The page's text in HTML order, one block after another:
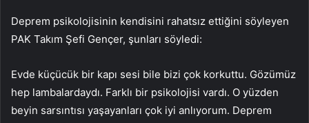
Deprem psikolojisinin kendisini rahatsız ettiğini söyleyen
PAK Takım Şefi Gençer, şunları söyledi:
Evde küçücük bir kapı sesi bile bizi çok korkuttu. Gözümüz
hep lambalardaydı. Farklı bir psikolojisi vardı. O yüzden
beyin sarsıntısı yaşayanları çok iyi anlıyorum. Deprem